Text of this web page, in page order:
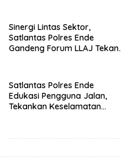
Sinergi Lintas Sektor,
Satlantas Polres Ende
Gandeng Forum LLAJ Tekan
Satlantas Polres Ende
Edukasi Pengguna Jalan,
Tekankan Keselamatan